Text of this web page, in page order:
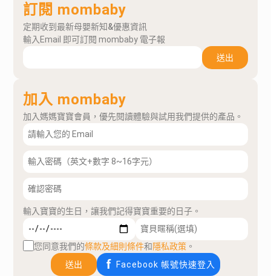
訂閱 mombaby
定期收到最新母嬰新知&優惠資訊
輸入Email 即可訂閱 mombaby 電子報
送出
加入 mombaby
加入媽媽寶寶會員，優先閱讀體驗與試用我們提供的產品。
輸入寶寶的生日，讓我們記得寶寶重要的日子。
您同意我們的條款及細則條件和隱私政策 。
送出
Facebook 帳號快速登入